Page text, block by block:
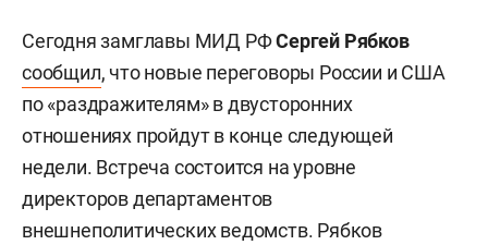
Сегодня замглавы МИД РФСергей Рябков
сообщил, что новые переговоры России и США
по «раздражителям» в двусторонних
отношениях пройдут в конце следующей
недели. Встреча состоится на уровне
директоров департаментов
внешнеполитических ведомств. Рябков